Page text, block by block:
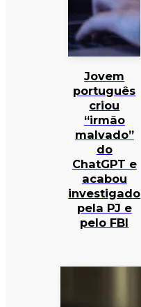
Jovem
português
criou
“irmão
malvado”
do
ChatGPT e
acabou
investigado
pela PJ e
pelo FBI